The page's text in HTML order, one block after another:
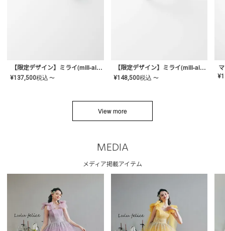
【限定デザイン】ミライ(mill-ai)リング
¥137,500税込 〜
【限定デザイン】ミライ(mill-ai)リング
¥148,500税込 〜 ¥
View more
MEDIA
メディア掲載アイテム